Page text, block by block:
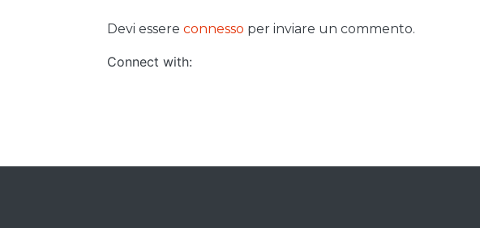
Devi essere connesso per inviare un commento.
Connect with: